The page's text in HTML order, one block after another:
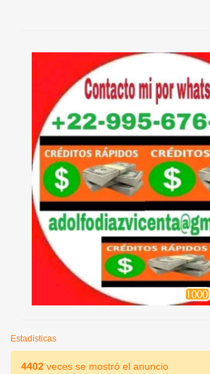
Estadisticas
4402 veces se mostró el anuncio